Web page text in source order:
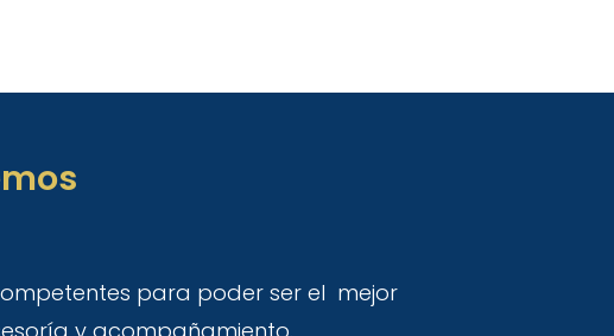
para poder ser el mejor